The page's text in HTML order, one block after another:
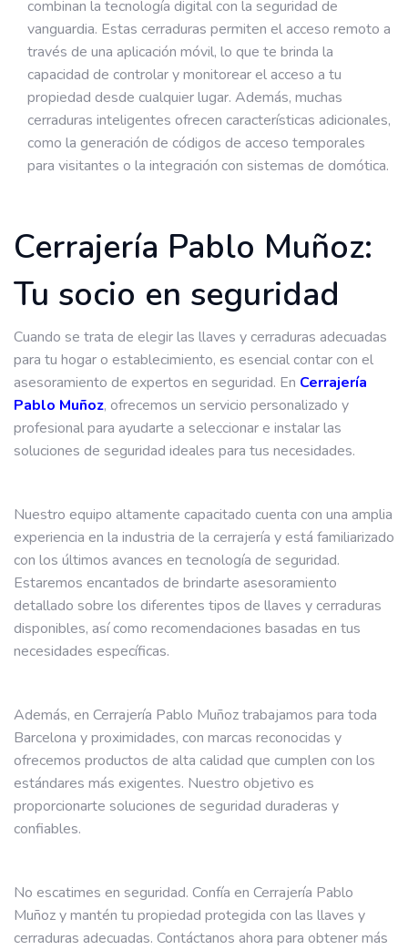
combinan la tecnología digital con la seguridad de
vanguardia. Estas cerraduras permiten el acceso remoto a
través de una aplicación móvil, lo que te brinda la
capacidad de controlar y monitorear el acceso a tu
propiedad desde cualquier lugar. Además, muchas
cerraduras inteligentes ofrecen características adicionales,
como la generación de códigos de acceso temporales
para visitantes o la integración con sistemas de domótica.
Cerrajería Pablo Muñoz:
Tu socio en seguridad
Cuando se trata de elegir las llaves y cerraduras adecuadas
para tu hogar o establecimiento, es esencial contar con el
asesoramiento de expertos en seguridad. En Cerrajería
Pablo Muñoz, ofrecemos un servicio personalizado y
profesional para ayudarte a seleccionar e instalar las
soluciones de seguridad ideales para tus necesidades.
Nuestro equipo altamente capacitado cuenta con una amplia
experiencia en la industria de la cerrajería y está familiarizado
con los últimos avances en tecnología de seguridad.
Estaremos encantados de brindarte asesoramiento
detallado sobre los diferentes tipos de llaves y cerraduras
disponibles, así como recomendaciones basadas en tus
necesidades específicas.
Además, en Cerrajería Pablo Muñoz trabajamos para toda
Barcelona y proximidades, con marcas reconocidas y
ofrecemos productos de alta calidad que cumplen con los
estándares más exigentes. Nuestro objetivo es
proporcionarte soluciones de seguridad duraderas y
confiables.
No escatimes en seguridad. Confía en Cerrajería Pablo
Muñoz y mantén tu propiedad protegida con las llaves y
cerraduras adecuadas. Contáctanos ahora para obtener más